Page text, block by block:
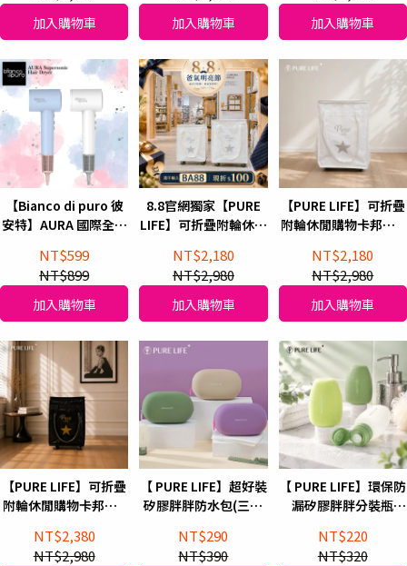
加入購物車 加入購物車 加入購物車
【Bianco di puro 彼
安特】AURA 國際全電
NT$599
NT$899
加入購物車
8.8官網獨家【PURE
LIFE】可折疊附輪休閒
NT$2,180
NT$2,980
加入購物車
【PURE LIFE】可折疊
附輪休閒購物卡邦包_
NT$2,180
NT$2,980
加入購物車
【PURE LIFE】可折疊
附輪休閒購物卡邦包_
NT$2,380
NT$2,980
【 PURE LIFE】超好裝
矽膠胖胖防水包(三色
NT$290
NT$390
【 PURE LIFE】環保防
漏矽膠胖胖分裝瓶
NT$220
NT$320